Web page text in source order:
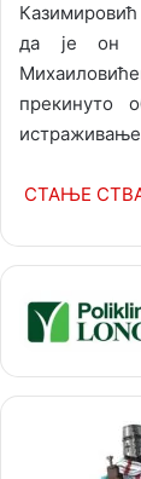
да је он
прекинуто
СТАЊЕ